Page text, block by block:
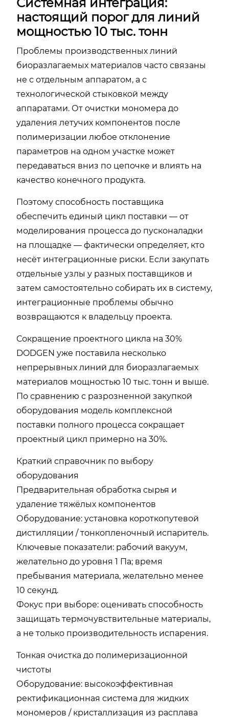
настоящий порог для линий
мощностью 10 тыс. тонн
Проблемы производственных линий
биоразлагаемых материалов часто связаны
не с отдельным аппаратом, а с
технологической стыковкой между
аппаратами. От очистки мономера до
удаления летучих компонентов после
полимеризации любое отклонение
параметров на одном участке может
передаваться вниз по цепочке и влиять на
качество конечного продукта.
Поэтому способность поставщика
обеспечить единый цикл поставки — от
моделирования процесса до пусконаладки
на площадке — фактически определяет, кто
несёт интеграционные риски. Если закупать
отдельные узлы у разных поставщиков и
затем самостоятельно собирать их в систему,
интеграционные проблемы обычно
возвращаются к владельцу проекта.
Сокращение проектного цикла на 30%
DODGEN уже поставила несколько
непрерывных линий для биоразлагаемых
материалов мощностью 10 тыс. тонн и выше.
По сравнению с разрозненной закупкой
оборудования модель комплексной
поставки полного процесса сокращает
проектный цикл примерно на 30%.
Краткий справочник по выбору
оборудования
Предварительная обработка сырья и
удаление тяжёлых компонентов
Оборудование: установка короткопутевой
дистилляции / тонкопленочный испаритель.
Ключевые показатели: рабочий вакуум,
желательно до уровня 1 Па; время
пребывания материала, желательно менее
10 секунд.
Фокус при выборе: оценивать способность
защищать термочувствительные материалы,
а не только производительность испарения.
Тонкая очистка до полимеризационной
чистоты
Оборудование: высокоэффективная
ректификационная система для жидких
мономеров / кристаллизация из расплава